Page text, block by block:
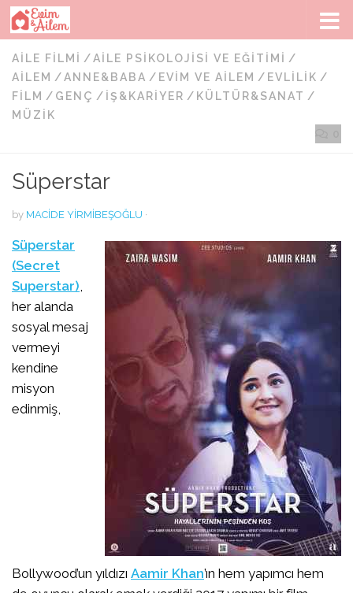
Skip to content
AILE FILMI /AILE PSIKOLOJISI VE EĞITIMI /
AILEM /ANNE&BABA / EVIM VE AILEM / EVLILIK /
FILM / GENÇ / İŞ&KARIYER / KÜLTÜR&SANAT /
MÜZIK
Süperstar
by MACIDE YIRMIBEŞOĞLU ·
Süperstar
(Secret
Superstar),
her alanda
sosyal mesaj
vermeyi
kendine
misyon
edinmiş,
Bollywood’un yıldızı Aamir Khan’ın hem yapımcı hem